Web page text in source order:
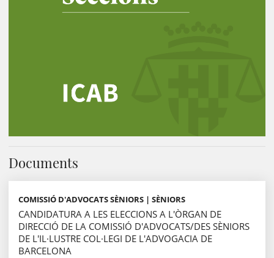
Documents
COMISSIÓ D'ADVOCATS SÈNIORS | SÈNIORS
CANDIDATURA A LES ELECCIONS A L'ÒRGAN DE
DIRECCIÓ DE LA COMISSIÓ D'ADVOCATS/DES SÈNIORS
DE L'IL·LUSTRE COL·LEGI DE L'ADVOGACIA DE
BARCELONA